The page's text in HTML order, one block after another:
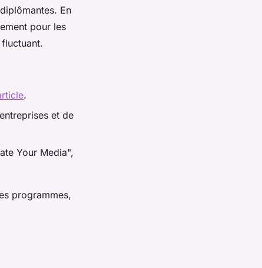
En
pour les
.
et de
Your Media",
programmes,